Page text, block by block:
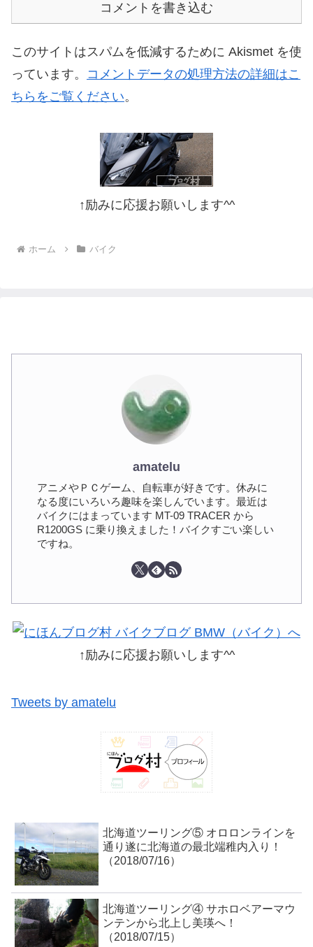
コメントを書き込む
このサイトはスパムを低減するために Akismet を使
っています。 コメントデータの処理方法の詳細はこ
ちらをご覧ください。
↑励みに応援お願いします^^
ホーム バイク
amatelu
アニメやＰＣゲーム、自転車が好きです。休みに
なる度にいろいろ趣味を楽しんでいます。最近は
バイクにはまっています MT-09 TRACER から
R1200GS に乗り換えました！バイクすごい楽しい
ですね。
↑励みに応援お願いします^^
Tweets by amatelu
北海道ツーリング⑤ オロロンラインを
通り遂に北海道の最北端稚内入り！
（2018/07/16）
北海道ツーリング④ サホロベアーマウ
ンテンから北上し美瑛へ！
（2018/07/15）